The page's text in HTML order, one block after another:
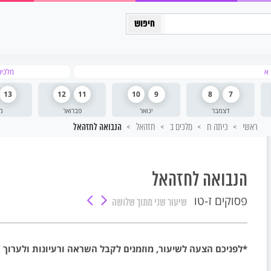
כיתה יב
א
דצמבר
7
8
ינואר
9
10
פברואר
11
12
13
ראשי כיתה ח מלכים ב חזהאל הנבואה לחזהאל
הנבואה לחזהאל
פסוקים ז-טו שיעור שני מתוך שלושה
*לפניכם הצעה לשיעור, מוזמנים לקבל השראה ורעיונות